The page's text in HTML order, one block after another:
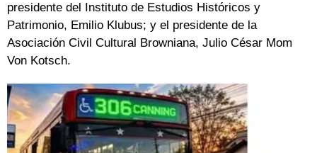
presidente del Instituto de Estudios Históricos y
Patrimonio, Emilio Klubus; y el presidente de la
Asociación Civil Cultural Browniana, Julio César Mom
Von Kotsch.